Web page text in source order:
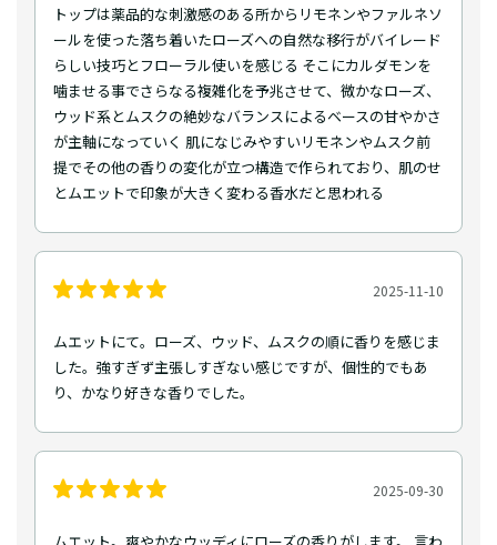
トップは薬品的な刺激感のある所からリモネンやファルネソ
ールを使った落ち着いたローズへの自然な移行がバイレード
らしい技巧とフローラル使いを感じる そこにカルダモンを
噛ませる事でさらなる複雑化を予兆させて、微かなローズ、
ウッド系とムスクの絶妙なバランスによるベースの甘やかさ
が主軸になっていく 肌になじみやすいリモネンやムスク前
提でその他の香りの変化が立つ構造で作られており、肌のせ
とムエットで印象が大きく変わる香水だと思われる
2025-11-10
ムエットにて。ローズ、ウッド、ムスクの順に香りを感じま
した。強すぎず主張しすぎない感じですが、個性的でもあ
り、かなり好きな香りでした。
2025-09-30